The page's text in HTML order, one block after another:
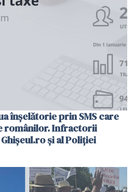
înșelătorie prin SMS care
românilor. Infractorii
și al Poliției